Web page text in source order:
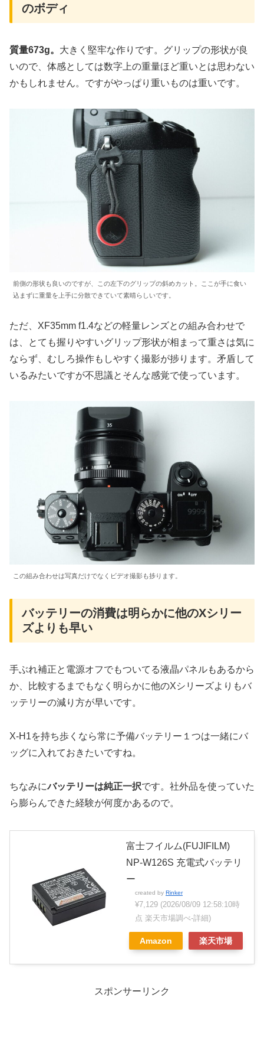
のボディ
質量673g。 大きく堅牢な作りです。グリップの形状が良
いので、体感としては数字上の重量ほど重いとは思わない
かもしれません。ですがやっぱり重いものは重いです。
前側の形状も良いのですが、この左下のグリップの斜めカット。ここが手に食い
込まずに重量を上手に分散できていて素晴らしいです。
ただ、XF35mm f1.4などの軽量レンズとの組み合わせで
は、とても握りやすいグリップ形状が相まって重さは気に
ならず、むしろ操作もしやすく撮影が捗ります。矛盾して
いるみたいですが不思議とそんな感覚で使っています。
この組み合わせは写真だけでなくビデオ撮影も捗ります。
バッテリーの消費は明らかに他のXシリー
ズよりも早い
手ぶれ補正と電源オフでもついてる液晶パネルもあるから
か、比較するまでもなく明らかに他のXシリーズよりもバ
ッテリーの減り方が早いです。
X-H1を持ち歩くなら常に予備バッテリー１つは一緒にバ
ッグに入れておきたいですね。
ちなみにバッテリーは純正一択です。社外品を使っていた
ら膨らんできた経験が何度かあるので。
富士フイルム(FUJIFILM)
NP-W126S 充電式バッテリ
ー
created by Rinker
¥7,129 (2026/08/09 12:58:10時
点 楽天市場調べ-詳細)
Amazon 楽天市場
スポンサーリンク